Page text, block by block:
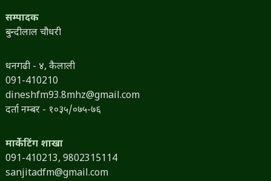
सम्पादक
बुन्दीलाल चौधरी
धनगढी - ४, कैलाली
091-410210
dineshfm93.8mhz@gmail.com
दर्ता नम्बर - १०३५/०७५-७६
मार्केटिंग शाखा
091-410213, 9802315114
sanjitadfm@gmail.com